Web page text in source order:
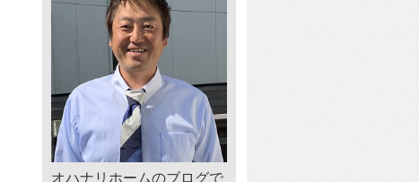
オハナリホームのブログで